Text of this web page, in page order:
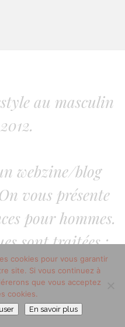
au masculin
webzine/blog
vous présente
pour hommes.
sont traitées :
homme, la
Sans oublier les
cookies pour vous garantir
site. Si vous continuez à
que vous acceptez
cookies.
En savoir plus